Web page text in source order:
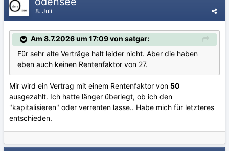
8. Juli
Am 8.7.2026 um 17:09 von satgar:
Für sehr alte Verträge halt leider nicht. Aber die haben
eben auch keinen Rentenfaktor von 27.
Mir wird ein Vertrag mit einem Rentenfaktor von 50
ausgezahlt. Ich hatte länger überlegt, ob ich den
"kapitalisieren" oder verrenten lasse.. Habe mich für letzteres
entschieden.